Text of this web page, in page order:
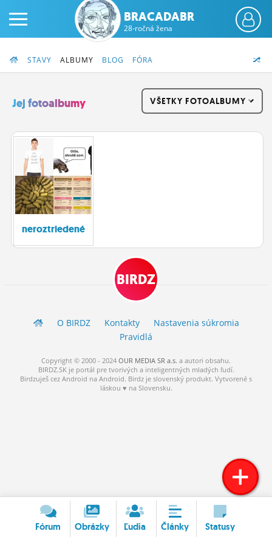
ČINŽIAK
FÓRUM
STATUSY
BLOGY
ROLETA
BRACADABR
28-ročná žena
STAVY ALBUMY BLOG FÓRA
Jej fotoalbumy VŠETKY FOTOALBUMY
neroztriedené
BIRDZ
O BIRDZ Kontakty
Nastavenia súkromia
Pravidlá
Copyright © 2000 - 2024 OUR MEDIA SR a.s. a autori obsahu.
BIRDZ.SK je portál pre tvorivých a inteligentných mladých ľudí.
Birdzuješ cez Android na Android. Birdz je slovenský produkt. Vytvorené s
láskou ♥ na Slovensku.
Fórum Obrázky Ľudia Články Statusy